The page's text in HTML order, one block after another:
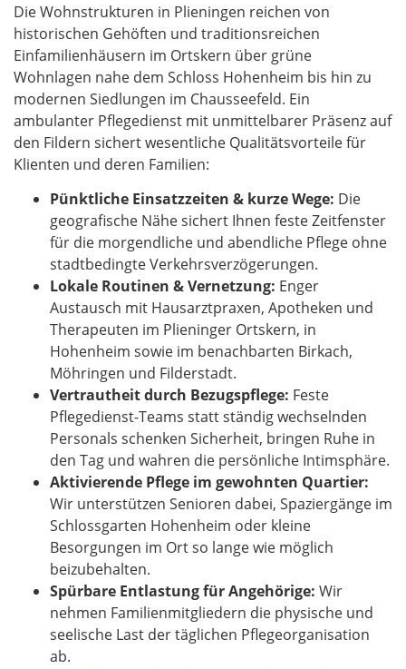
Die Wohnstrukturen in Plieningen reichen von
historischen Gehöften und traditionsreichen
Einfamilienhäusern im Ortskern über grüne
Wohnlagen nahe dem Schloss Hohenheim bis hin zu
modernen Siedlungen im Chausseefeld. Ein
ambulanter Pflegedienst mit unmittelbarer Präsenz auf
den Fildern sichert wesentliche Qualitätsvorteile für
Klienten und deren Familien:
Pünktliche Einsatzzeiten & kurze Wege: Die
geografische Nähe sichert Ihnen feste Zeitfenster
für die morgendliche und abendliche Pflege ohne
stadtbedingte Verkehrsverzögerungen.
Lokale Routinen & Vernetzung: Enger
Austausch mit Hausarztpraxen, Apotheken und
Therapeuten im Plieninger Ortskern, in
Hohenheim sowie im benachbarten Birkach,
Möhringen und Filderstadt.
Vertrautheit durch Bezugspflege: Feste
Pflegedienst-Teams statt ständig wechselnden
Personals schenken Sicherheit, bringen Ruhe in
den Tag und wahren die persönliche Intimsphäre.
Aktivierende Pflege im gewohnten Quartier:
Wir unterstützen Senioren dabei, Spaziergänge im
Schlossgarten Hohenheim oder kleine
Besorgungen im Ort so lange wie möglich
beizubehalten.
Spürbare Entlastung für Angehörige: Wir
nehmen Familienmitgliedern die physische und
seelische Last der täglichen Pflegeorganisation
ab.